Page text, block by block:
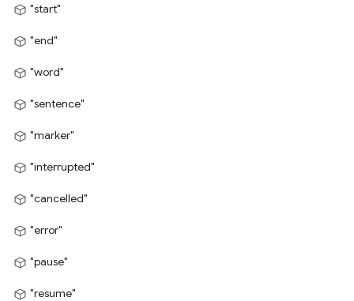
"start"
"end"
"word"
"sentence"
"marker"
"interrupted"
"cancelled"
"error"
"pause"
"resume"